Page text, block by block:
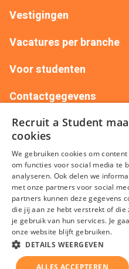
Vestigingen
Vacatures per branche
Voor studenten
Contactgegevens
+31(0)88 522 00 76
Alle vestigingen
Algemene voorwaarden
Recruit a Student
cookies
We gebruiken cookies om
om functies voor social media te
analyseren. Ook delen we
met onze partners voor social
partners kunnen deze gegevens
die jij aan ze hebt verstrekt of die
je gebruik van hun services. Je
onze website blijft gebruiken.
DETAILS WEERGEVEN
ALLES ACCEPTEREN